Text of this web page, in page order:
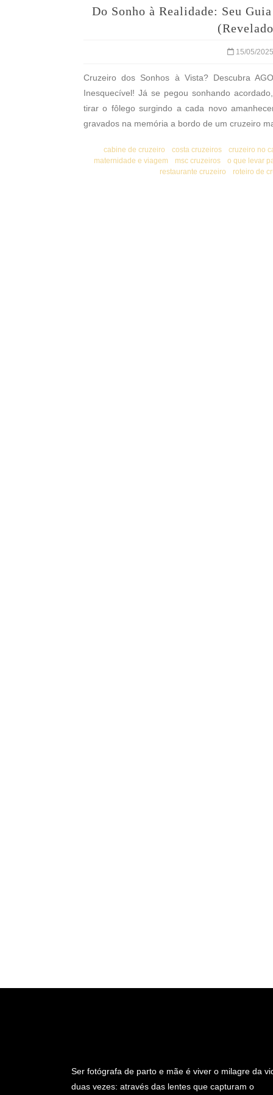
Do Sonho à Realidade: Seu
15/05/2025
Cruzeiro dos Sonhos à Vista? Descubra
Inesquecível! Já se pegou sonhando
tirar o fôlego surgindo a cada novo
gravados na memória a bordo de um cruzeiro
cabine de cruzeiro costa cruzeiros
cruzeiro no
maternidade e viagem
msc cruzeiros
o que levar
restaurante cruzeiro
roteiro de
Ser fotógrafa de parto e mãe é viver o milagre da
duas vezes: através das lentes que capturam o